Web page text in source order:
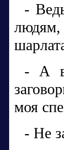
-
- А
моя
- Не